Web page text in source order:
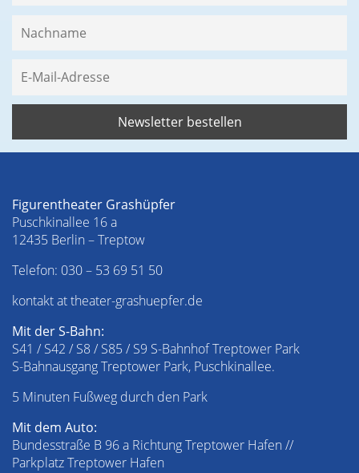
Figurentheater Grashüpfer
Puschkinallee 16 a
12435 Berlin – Treptow
Telefon: 030 – 53 69 51 50
kontakt at theater-grashuepfer.de
Mit der S-Bahn:
S41 / S42 / S8 / S85 / S9 S-Bahnhof Treptower Park
S-Bahnausgang Treptower Park, Puschkinallee.
5 Minuten Fußweg durch den Park
Mit dem Auto:
Bundesstraße B 96 a Richtung Treptower Hafen //
Parkplatz Treptower Hafen